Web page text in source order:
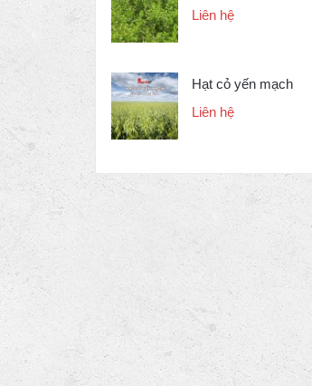
Liên hệ
Hạt cỏ yến mạch
Liên hệ